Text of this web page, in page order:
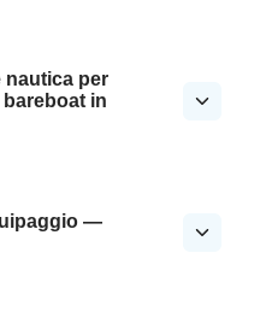
nautica per
in
—